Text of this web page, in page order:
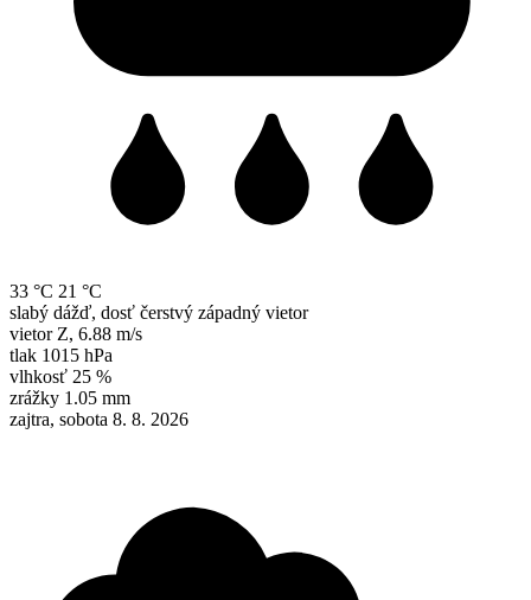
33 °C 21 °C
slabý dážď, dosť čerstvý západný vietor
vietor Z, 6.88 m/s
tlak 1015 hPa
vlhkosť 25 %
zrážky 1.05 mm
zajtra, sobota 8. 8. 2026